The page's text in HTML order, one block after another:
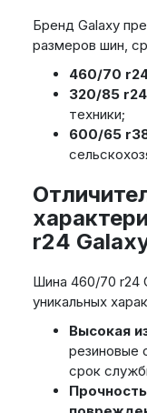
Бренд Galaxy
размеров шин,
460/70
320/85 r24
техники;
600/65
r24
Шина 460/70 r24
уникальных
Высокая
резиновые
срок